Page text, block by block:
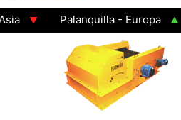
Palanquilla - Europa